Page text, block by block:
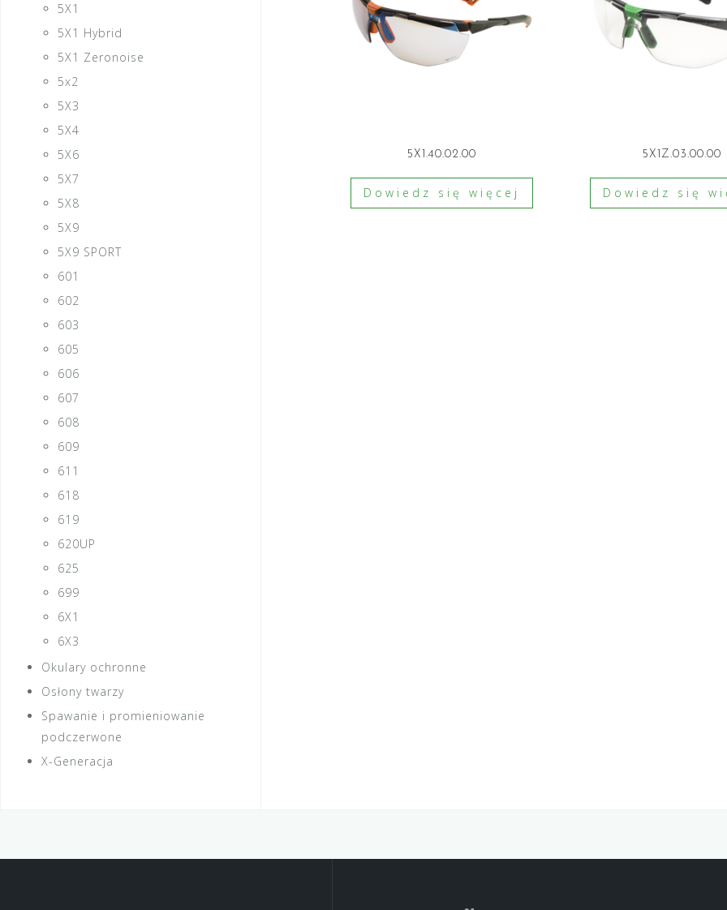
5X1.40.02.00
Dowiedz się więcej
5X1Z.03.00.00
Dowiedz się
5X1
5X1 Hybrid
5X1 Zeronoise
5x2
5X3
5X4
5X6
5X7
5X8
5X9
5X9 SPORT
601
602
603
605
606
607
608
609
611
618
619
620UP
625
699
6X1
6X3
Okulary ochronne
Osłony twarzy
Spawanie i promieniowanie
podczerwone
X-Generacja